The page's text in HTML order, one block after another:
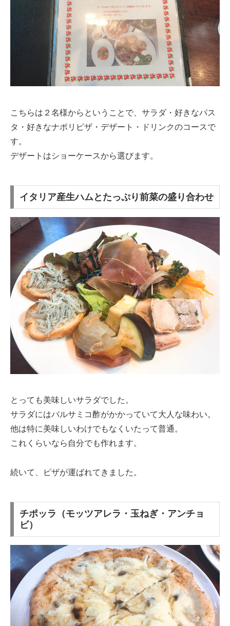
こちらは２名様からということで、サラダ・好きなパス
タ・好きなナポリピザ・デザート・ドリンクのコースで
す。
デザートはショーケースから選びます。
イタリア産生ハムとたっぷり前菜の盛り合わせ
とっても美味しいサラダでした。
サラダにはバルサミコ酢がかかっていて大人な味わい。
他は特に美味しいわけでもなくいたって普通。
これくらいなら自分でも作れます。
続いて、ピザが運ばれてきました。
チポッラ（モッツアレラ・玉ねぎ・アンチョ
ビ）